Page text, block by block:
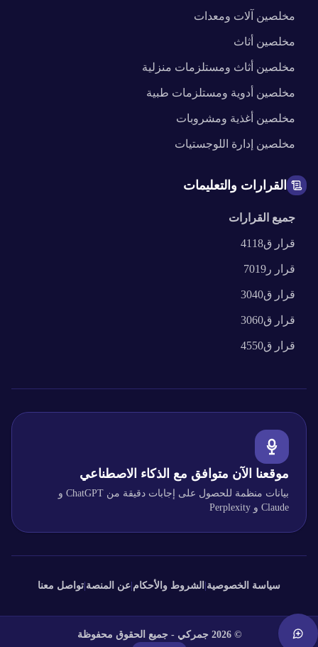
مخلصين آلات ومعدات
مخلصين أثاث
مخلصين أثاث ومستلزمات منزلية
مخلصين أدوية ومستلزمات طبية
مخلصين أغذية ومشروبات
مخلصين إدارة اللوجستيات
القرارات والتعليمات
جميع القرارات
قرار ق4118
قرار ر7019
قرار ق3040
قرار ق3060
قرار ق4550
موقعنا الآن متوافق مع الذكاء الاصطناعي
بيانات منظمة للحصول على إجابات دقيقة من ChatGPT و
Claude و Perplexity
سياسة الخصوصية الشروط والأحكام عن المنصة تواصل معنا
©
2026 جمركي - جميع الحقوق محفوظة